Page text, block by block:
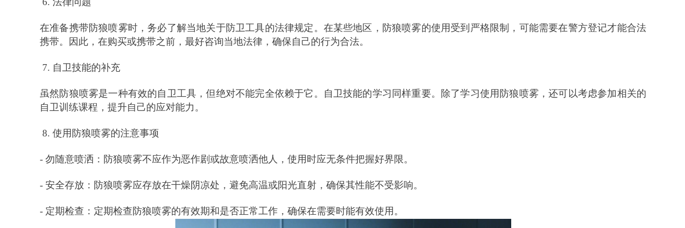
在准备携带防狼喷雾时，务必了解当地关于防卫工具的法律规定。在某些地区，防狼喷雾的使用受到严格限制，可能需要在警方登记才能合法
携带。因此，在购买或携带之前，最好咨询当地法律，确保自己的行为合法。
7. 自卫技能的补充
虽然防狼喷雾是一种有效的自卫工具，但绝对不能完全依赖于它。自卫技能的学习同样重要。除了学习使用防狼喷雾，还可以考虑参加相关的
自卫训练课程，提升自己的应对能力。
8. 使用防狼喷雾的注意事项
- 勿随意喷洒：防狼喷雾不应作为恶作剧或故意喷洒他人，使用时应无条件把握好界限。
- 安全存放：防狼喷雾应存放在干燥阴凉处，避免高温或阳光直射，确保其性能不受影响。
- 定期检查：定期检查防狼喷雾的有效期和是否正常工作，确保在需要时能有效使用。